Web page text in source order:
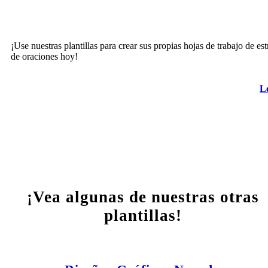
¡Use nuestras plantillas para crear sus propias hojas de trabajo de
de oraciones hoy!
¡Vea algunas de nuestras otras
plantillas!